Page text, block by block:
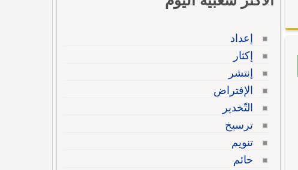
إعداد
إكثار
إنتشر
الإفتراض
التّخدير
ترسيخ
تنويم
حائم